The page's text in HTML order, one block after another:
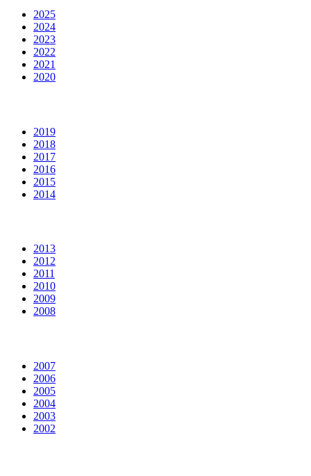
2025
2024
2023
2022
2021
2020
2019
2018
2017
2016
2015
2014
2013
2012
2011
2010
2009
2008
2007
2006
2005
2004
2003
2002